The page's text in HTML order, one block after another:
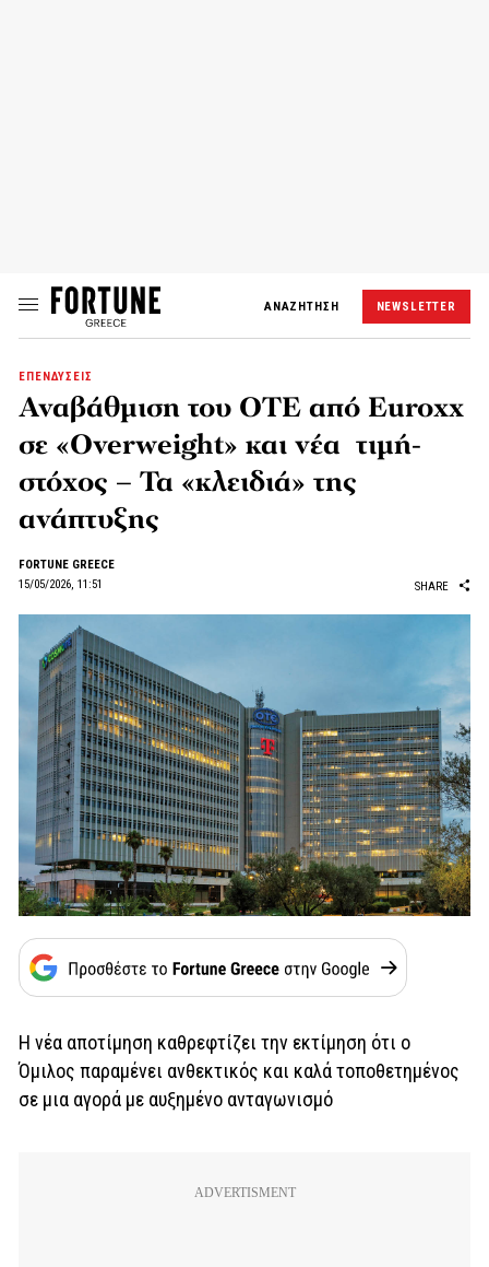
ΑΝΑΖΗΤΗΣΗ NEWSLETTER
ΕΠΕΝΔΥΣΕΙΣ
Αναβάθμιση του ΟΤΕ από Euroxx
σε «Overweight» και νέα τιμή-
στόχος – Τα «κλειδιά» της
ανάπτυξης
FORTUNE GREECE
15/05/2026, 11:51
SHARE
Η νέα αποτίμηση καθρεφτίζει την εκτίμηση ότι ο
Όμιλος παραμένει ανθεκτικός και καλά τοποθετημένος
σε μια αγορά με αυξημένο ανταγωνισμό